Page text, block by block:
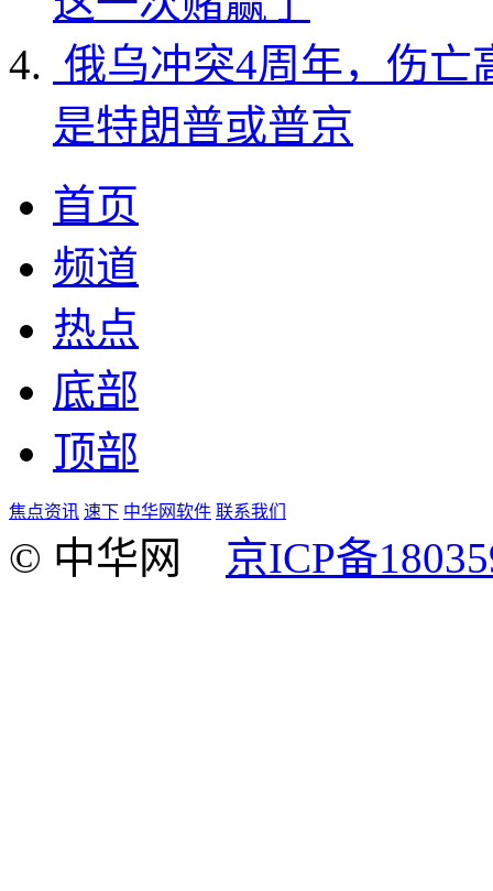
俄乌冲突4周年，伤亡
是特朗普或普京
首页
频道
热点
底部
顶部
焦点资讯 速下 中华网软件 联系我们
© 中华网 京ICP备